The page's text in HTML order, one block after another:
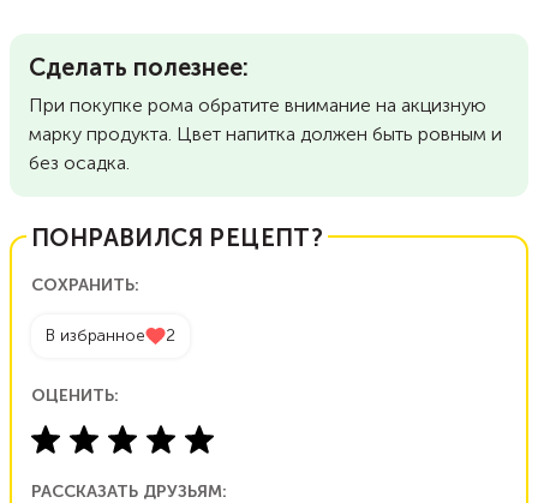
Сделать полезнее:
При покупке рома обратите внимание на акцизную
марку продукта. Цвет напитка должен быть ровным и
без осадка.
ПОНРАВИЛСЯ РЕЦЕПТ?
СОХРАНИТЬ:
В избранное 2
ОЦЕНИТЬ:
РАССКАЗАТЬ ДРУЗЬЯМ: